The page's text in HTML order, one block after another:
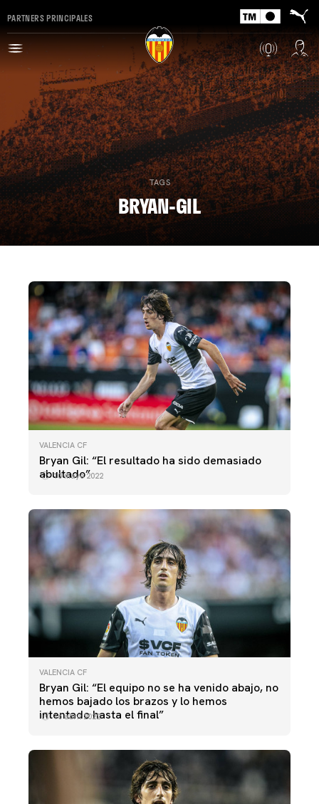
PARTNERS PRINCIPALES
TAGS
BRYAN-GIL
VALENCIA CF
Bryan Gil: “El resultado ha sido demasiado
abultado”
10 mayo 2022
VALENCIA CF
Bryan Gil: “El equipo no se ha venido abajo, no
hemos bajado los brazos y lo hemos
intentado hasta el final”
16 abril 2022